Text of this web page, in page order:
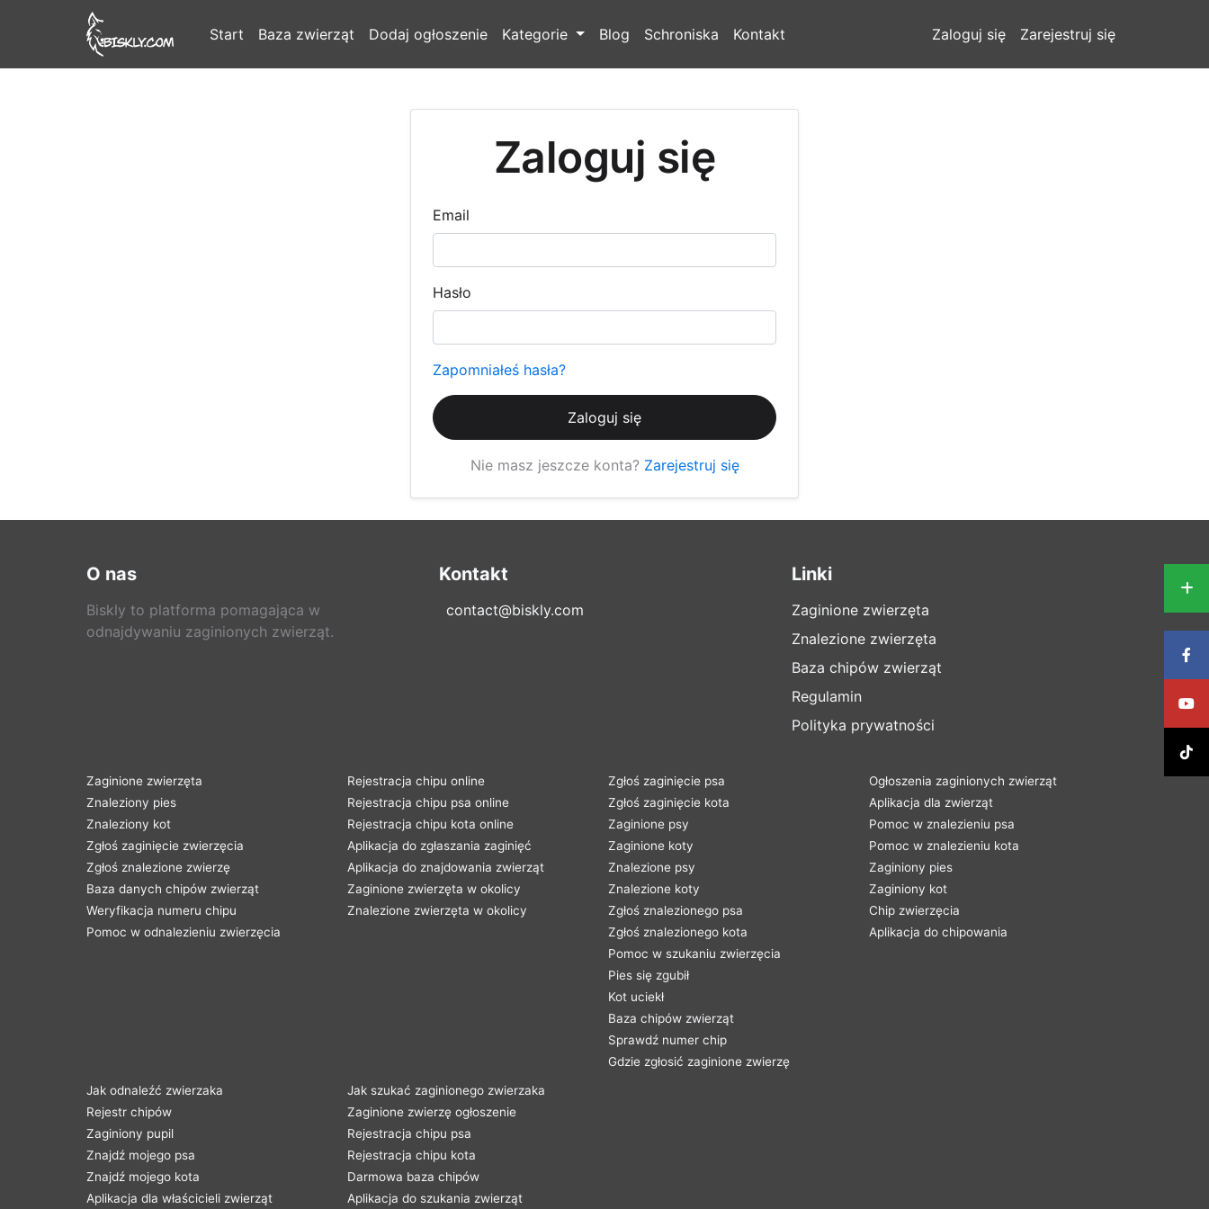
Start Baza zwierząt Dodaj ogłoszenie Kategorie Blog Schroniska Kontakt Zaloguj się Zarejestruj się
Zaloguj się
Email
Hasło
Zapomniałeś hasła?
Zaloguj się
Nie masz jeszcze konta? Zarejestruj się
O nas
Biskly to platforma pomagająca w
odnajdywaniu zaginionych zwierząt.
Kontakt
contact@biskly.com
Linki
Zaginione zwierzęta
Znalezione zwierzęta
Baza chipów zwierząt
Regulamin
Polityka prywatności
Zaginione zwierzęta
Znaleziony pies
Znaleziony kot
Zgłoś zaginięcie zwierzęcia
Zgłoś znalezione zwierzę
Baza danych chipów zwierząt
Weryfikacja numeru chipu
Pomoc w odnalezieniu zwierzęcia
Rejestracja chipu online
Rejestracja chipu psa online
Rejestracja chipu kota online
Aplikacja do zgłaszania zaginięć
Aplikacja do znajdowania zwierząt
Zaginione zwierzęta w okolicy
Znalezione zwierzęta w okolicy
Zgłoś zaginięcie psa
Zgłoś zaginięcie kota
Zaginione psy
Zaginione koty
Znalezione psy
Znalezione koty
Zgłoś znalezionego psa
Zgłoś znalezionego kota
Pomoc w szukaniu zwierzęcia
Pies się zgubił
Kot uciekł
Baza chipów zwierząt
Sprawdź numer chip
Gdzie zgłosić zaginione zwierzę
Ogłoszenia zaginionych zwierząt
Aplikacja dla zwierząt
Pomoc w znalezieniu psa
Pomoc w znalezieniu kota
Zaginiony pies
Zaginiony kot
Chip zwierzęcia
Aplikacja do chipowania
Jak odnaleźć zwierzaka
Rejestr chipów
Zaginiony pupil
Znajdź mojego psa
Znajdź mojego kota
Aplikacja dla właścicieli zwierząt
Jak szukać zaginionego zwierzaka
Zaginione zwierzę ogłoszenie
Rejestracja chipu psa
Rejestracja chipu kota
Darmowa baza chipów
Aplikacja do szukania zwierząt